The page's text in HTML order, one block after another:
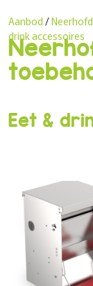
Aanbod /
drink accessoires
Eet &